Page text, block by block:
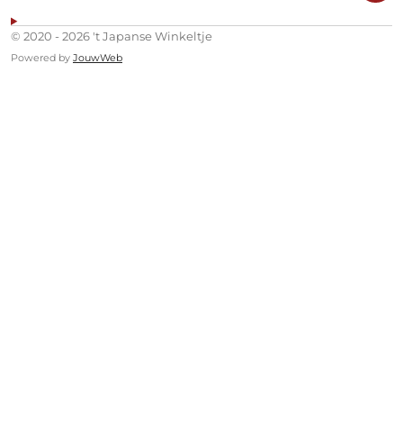
© 2020 - 2026 't Japanse Winkeltje
Powered by JouwWeb